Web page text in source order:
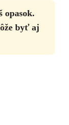
opasok.
byť aj